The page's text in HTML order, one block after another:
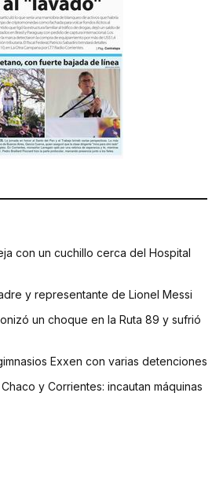
con un cuchillo cerca del Hospital
y representante de Lionel Messi
un choque en la Ruta 89 y sufrió
Exxen con varias detenciones
y Corrientes: incautan máquinas